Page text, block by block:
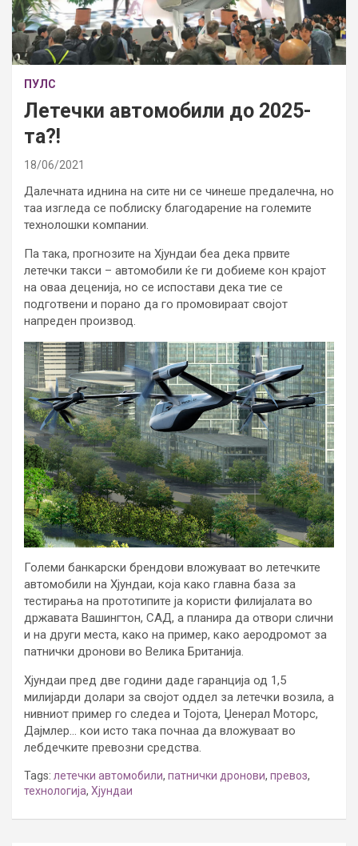
ПУЛС
Летечки автомобили до 2025-
та?!
18/06/2021
Далечната иднина на сите ни се чинеше предалечна, но
таа изгледа се поблиску благодарение на големите
технолошки компании.
Па така, прогнозите на Хјундаи беа дека првите
летечки такси – автомобили ќе ги добиеме кон крајот
на оваа деценија, но се испостави дека тие се
подготвени и порано да го промовираат својот
напреден производ.
Големи банкарски брендови вложуваат во летечките
автомобили на Хјундаи, која како главна база за
тестирања на прототипите ја користи филијалата во
државата Вашингтон, САД, а планира да отвори слични
и на други места, како на пример, како аеродромот за
патнички дронови во Велика Британија.
Хјундаи пред две години даде гаранција од 1,5
милијарди долари за својот оддел за летечки возила, а
нивниот пример го следеа и Тојота, Џенерал Моторс,
Дајмлер… кои исто така почнаа да вложуваат во
лебдечките превозни средства.
Tags: летечки автомобили, патнички дронови, превоз,
технологија, Хјундаи